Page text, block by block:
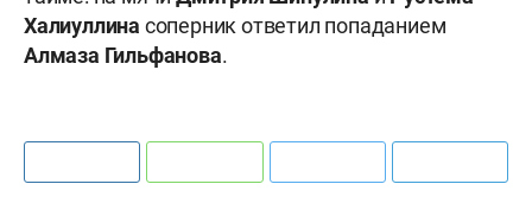
Халиуллина соперник ответил попаданием
Алмаза Гильфанова.